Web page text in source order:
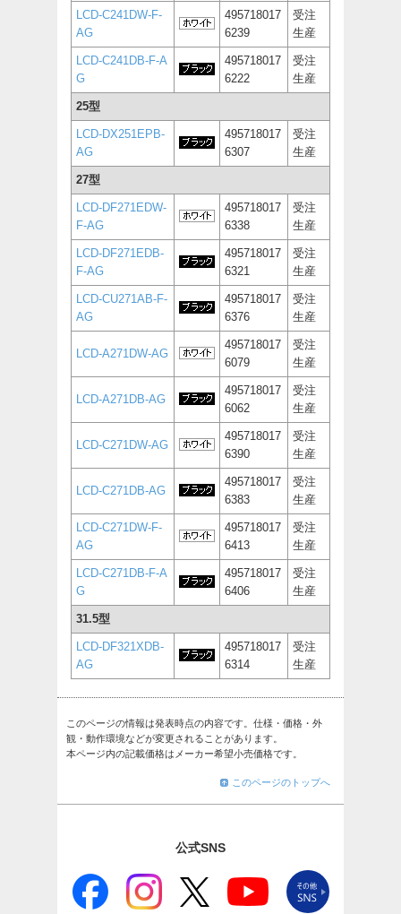
LCD-C241DW-F-
AG
495718017
6239
受注
生産
LCD-C241DB-F-A
G
495718017
6222
受注
生産
25型
LCD-DX251EPB-
AG
495718017
6307
受注
生産
27型
LCD-DF271EDW-
F-AG
495718017
6338
受注
生産
LCD-DF271EDB-
F-AG
495718017
6321
受注
生産
LCD-CU271AB-F-
AG
495718017
6376
受注
生産
LCD-A271DW-AG
495718017
6079
受注
生産
LCD-A271DB-AG
495718017
6062
受注
生産
LCD-C271DW-AG
495718017
6390
受注
生産
LCD-C271DB-AG
495718017
6383
受注
生産
LCD-C271DW-F-
AG
495718017
6413
受注
生産
LCD-C271DB-F-A
G
495718017
6406
受注
生産
31.5型
LCD-DF321XDB-
AG
495718017
6314
受注
生産
このページの情報は発表時点の内容です。仕様・価格・外
観・動作環境などが変更されることがあります。
本ページ内の記載価格はメーカー希望小売価格です。
このページのトップへ
公式SNS